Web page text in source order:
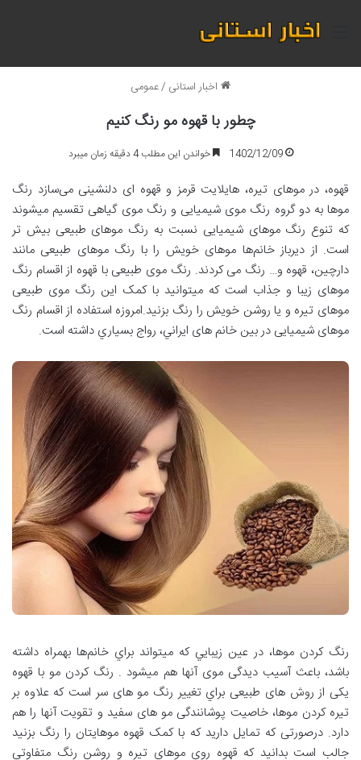
منو
اخبار استانی /عمومی
چطور با قهوه مو رنگ کنیم
1402/12/09 خواندن این مطلب 4 دقیقه زمان میبرد
قهوه، در موهای تیره، هایلایت قرمز و قهوه ای دلنشینی می‌سازد رنگ
موها به دو گروه رنگ موی شیمیایی و رنگ موی گیاهی تقسیم میشوند
که تنوع رنگ موهای شیمیایی نسبت به رنگ موهای طبیعی بیش تر
است. از دیرباز خانم‌ها موهای خویش را با رنگ موهای طبیعی مانند
دارچین، قهوه و… رنگ می کردند. رنگ موی طبیعی با قهوه از اقسام رنگ
موهای زیبا و جذاب است که میتوانید با کمک این رنگ موی طبیعی
موهای تیره و یا روشن خویش را رنگ بزنید.امروزه استفاده از اقسام رنگ
موهای شیمیایی در بین خانم های ايراني، رواج بسياري داشته است.
رنگ کردن موها، در عین زيبايي که میتواند براي خانم‌ها بهمراه داشته
باشد، باعث آسیب دیدگی موی آنها هم ميشود . رنگ کردن مو با قهوه
یکی از روش های طبیعی براي تغيير رنگ مو های سر است که علاوه بر
تیره کردن موها، خاصیت پوشانندگی مو های سفید و تقویت آنها را هم
دارد. درصورتی که تمایل دارید که با کمک قهوه موهایتان را رنگ بزنید
جالب است بدانید که قهوه روی موهای تیره و روشن رنگ متفاوتی